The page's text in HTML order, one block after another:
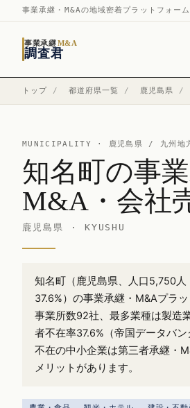
事業承継・M&Aの地域密着プラットフォーム
事業承継M&A
調査君
トップ / 都道府県一覧 / 鹿児島県 /
MUNICIPALITY · 鹿児島県 / 九州地
知名町の事業
M&A・会社
鹿児島県 · KYUSHU
知名町（鹿児島県、人口5,750人
37.6%）の事業承継・M&Aプラ
事業所数92社、最多業種は製造
者不在率37.6%（帝国データバ
不在の中小企業は第三者承継・
メリットがあります。